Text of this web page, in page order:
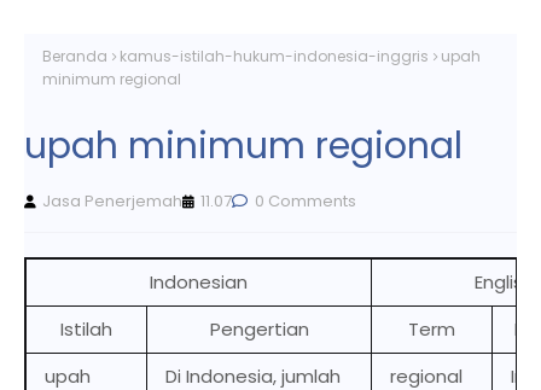
Beranda kamus-istilah-hukum-indonesia-inggris
upah
minimum regional
upah minimum regional
Jasa Penerjemah 11.07 0 Comments
Indonesian
English
Istilah
Pengertian Term
upah
Di Indonesia, jumlah
regional
In